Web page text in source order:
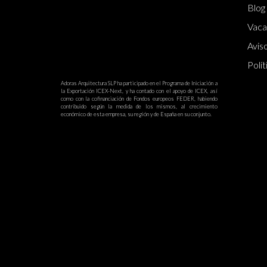
Adoras Arquitectura SLP ha participado en el Programa de Iniciación a
la Exportación ICEX-Next, y ha contado con el apoyo de ICEX, así
como con la cofinanciación de Fondos europeos FEDER, habiendo
contribuido según la medida de los mismos, al crecimiento
económico de esta empresa, su región y de España en su conjunto.
Blog